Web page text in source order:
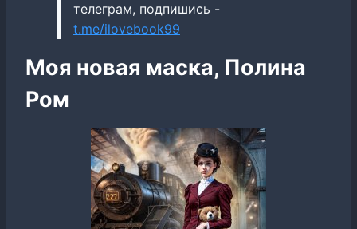
телеграм, подпишись -
t.me/ilovebook99
Моя новая маска, Полина
Ром